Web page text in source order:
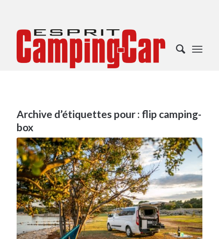
Archive d’étiquettes pour : flip camping-
box